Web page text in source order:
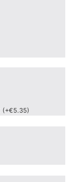
(+€5.35)